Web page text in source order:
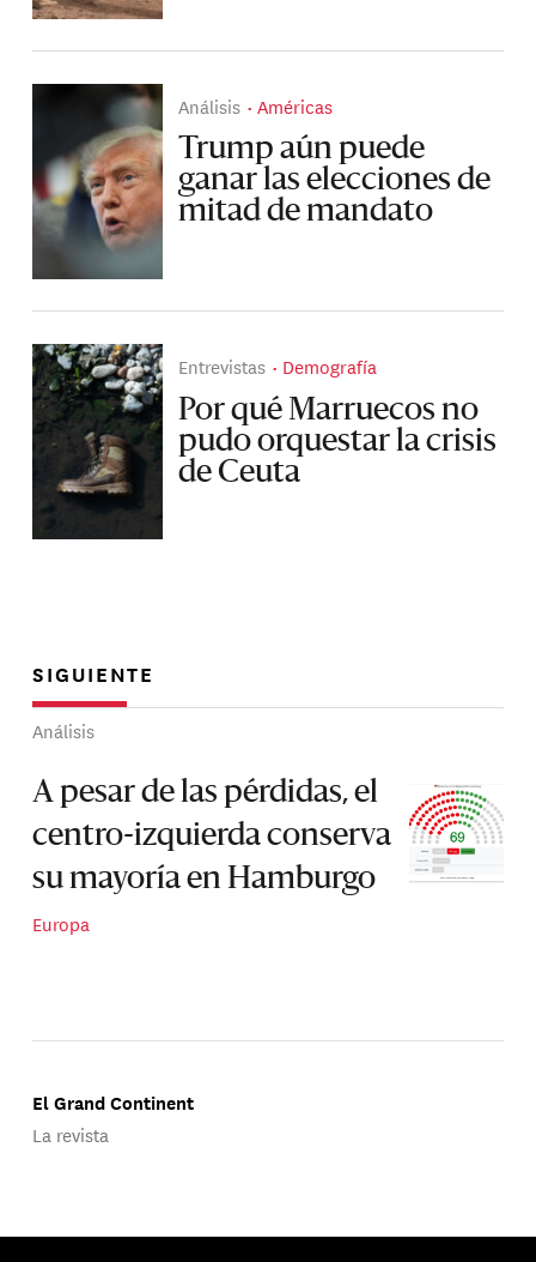
Análisis Américas
Trump aún puede
ganar las elecciones de
mitad de mandato
Entrevistas Demografía
Por qué Marruecos no
pudo orquestar la crisis
de Ceuta
SIGUIENTE
Análisis
A pesar de las pérdidas, el
centro-izquierda conserva
su mayoría en Hamburgo
Europa
El Grand Continent
La revista